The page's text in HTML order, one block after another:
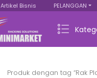
Artikel Bisnis PELANGGAN
Produk dengan tag “Rak